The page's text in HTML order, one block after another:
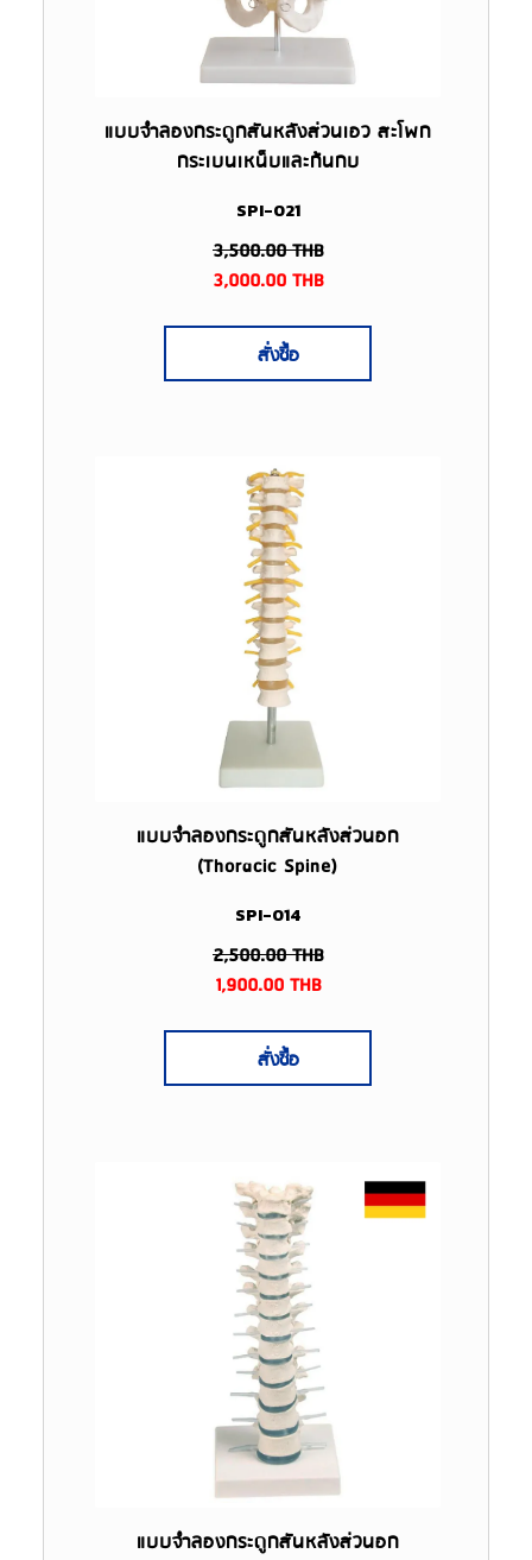
แบบจำลองกระดูกสันหลังส่วนเอว สะโพก
กระเบนเหน็บและก้นกบ
SPI-021
3,500.00THB
3,000.00THB
สั่งซื้อ
แบบจำลองกระดูกสันหลังส่วนอก
(Thoracic Spine)
SPI-014
2,500.00THB
1,900.00THB
สั่งซื้อ
แบบจำลองกระดูกสันหลังส่วนอก